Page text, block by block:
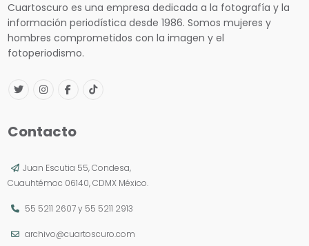
Cuartoscuro es una empresa dedicada a la fotografía y la
información periodística desde 1986. Somos mujeres y
hombres comprometidos con la imagen y el
fotoperiodismo.
Contacto
Juan Escutia 55, Condesa,
Cuauhtémoc 06140, CDMX México.
55 5211 2607y 55 5211 2913
archivo@cuartoscuro.com